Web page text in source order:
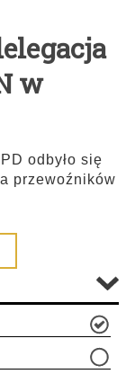
w
odbyło się
przewoźników